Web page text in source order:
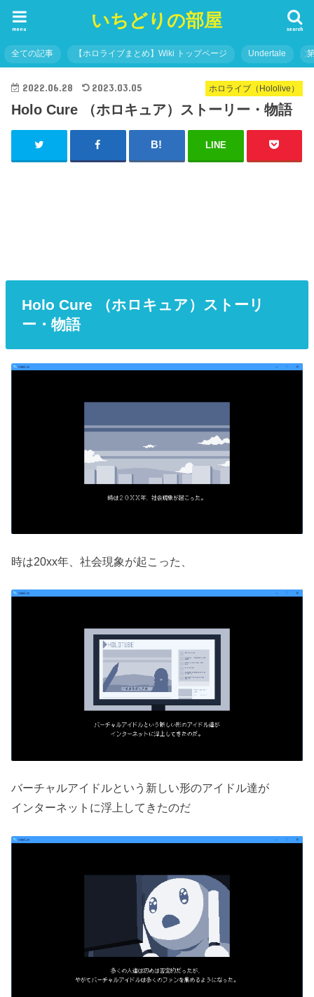
いちどりの部屋 search
menu
全ての記事 【ホロライブまとめ】Wiki トップページ Undertale
ホロライブ（Hololive）
2022.06.28 2023.03.05
Holo Cure （ホロキュア）ストーリー・物語
LINE
Holo Cure （ホロキュア）ストーリ
ー・物語
時は20xx年、社会現象が起こった、
バーチャルアイドルという新しい形のアイドル達が
インターネットに浮上してきたのだ